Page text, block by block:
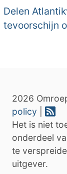
Delen
tevoorschijn
2026
policy
Het is niet
onderdeel
te
uitgever.